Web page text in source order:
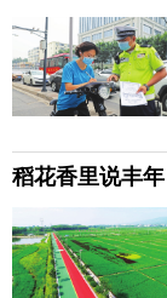
稻花香里说丰年